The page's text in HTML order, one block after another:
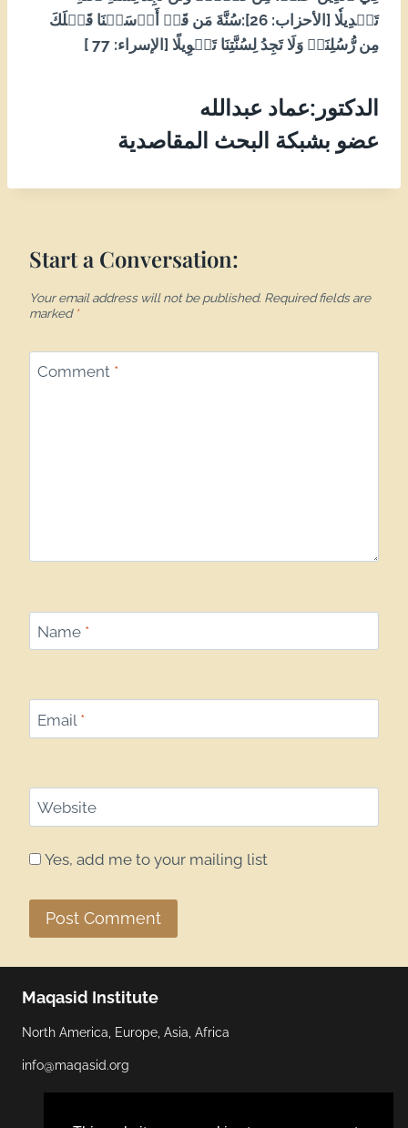
تَبۡدِيلٗا [الأحزاب: 62]:سُنَّةَ مَن قَدۡ أَرۡسَلۡنَا قَبۡلَكَ
مِن رُّسُلِنَاۖ وَلَا تَجِدُ لِسُنَّتِنَا تَحۡوِيلًا [الإسراء: 77 ]
الدكتور:عماد عبدالله
عضو بشبكة البحث المقاصدية
Start a Conversation:
Your email address will not be published. Required fields are
marked *
Comment *
Name *
Email *
Website
Yes, add me to your mailing list
Maqasid Institute
North America, Europe, Asia, Africa
info@maqasid.org